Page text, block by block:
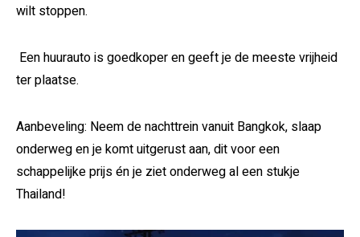
wilt stoppen.
Een huurauto is goedkoper en geeft je de meeste vrijheid
ter plaatse.
Aanbeveling: Neem de nachttrein vanuit Bangkok, slaap
onderweg en je komt uitgerust aan, dit voor een
schappelijke prijs én je ziet onderweg al een stukje
Thailand!